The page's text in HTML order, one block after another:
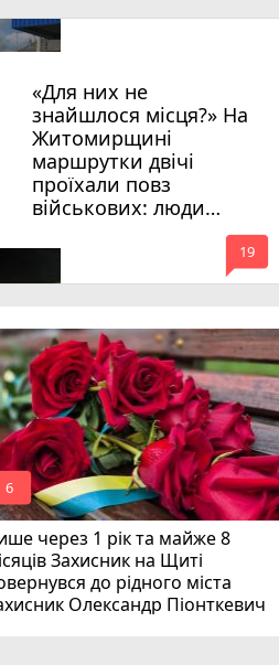
«Для них не
знайшлося місця?» На
Житомирщині
маршрутки двічі
проїхали повз
військових: люди
вимагають покарати
винних
mode_comment
19
через 1 рік та майже 8
Захисник на Щиті
до рідного міста
Олександр Піонткевич
6